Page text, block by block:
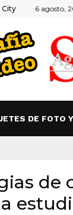
City 6 agosto,
DE FOTO
de